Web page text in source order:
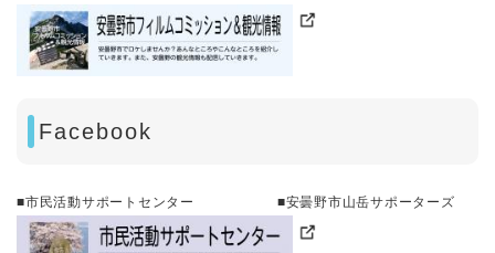
Facebook
■市民活動サポートセンター ■安曇野市山岳サポーターズ